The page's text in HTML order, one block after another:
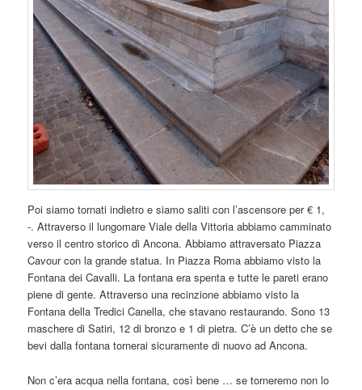
Poi siamo tornati indietro e siamo saliti con l’ascensore per € 1,
-. Attraverso il lungomare Viale della Vittoria abbiamo camminato
verso il centro storico di Ancona. Abbiamo attraversato Piazza
Cavour con la grande statua. In Piazza Roma abbiamo visto la
Fontana dei Cavalli. La fontana era spenta e tutte le pareti erano
piene di gente. Attraverso una recinzione abbiamo visto la
Fontana della Tredici Canella, che stavano restaurando. Sono 13
maschere di Satiri, 12 di bronzo e 1 di pietra. C’è un detto che se
bevi dalla fontana tornerai sicuramente di nuovo ad Ancona.
Non c’era acqua nella fontana, così bene … se torneremo non lo